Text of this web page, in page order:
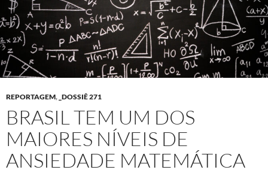
REPORTAGEM, _DOSSIÊ 271
BRASIL TEM UM DOS
MAIORES NÍVEIS DE
ANSIEDADE MATEMÁTICA